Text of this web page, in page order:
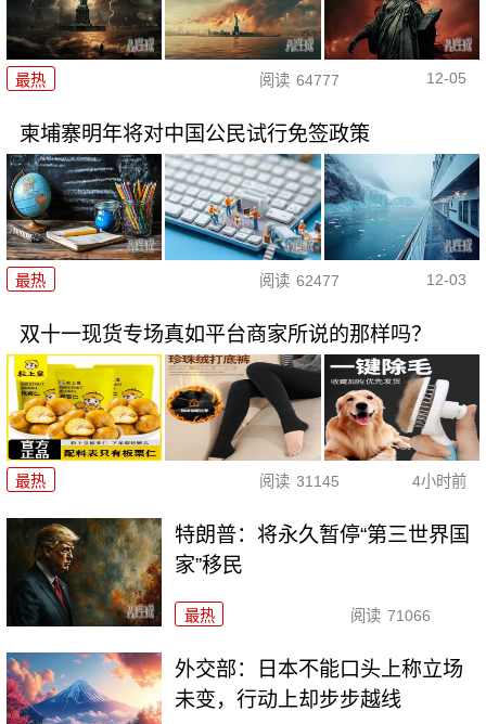
最热 阅读 64777 12-05
柬埔寨明年将对中国公民试行免签政策
最热 阅读 62477 12-03
双十一现货专场真如平台商家所说的那样吗？
最热 阅读 31145 4小时前
特朗普：将永久暂停“第三世界国
家”移民
最热 阅读 71066
外交部：日本不能口头上称立场
未变，行动上却步步越线